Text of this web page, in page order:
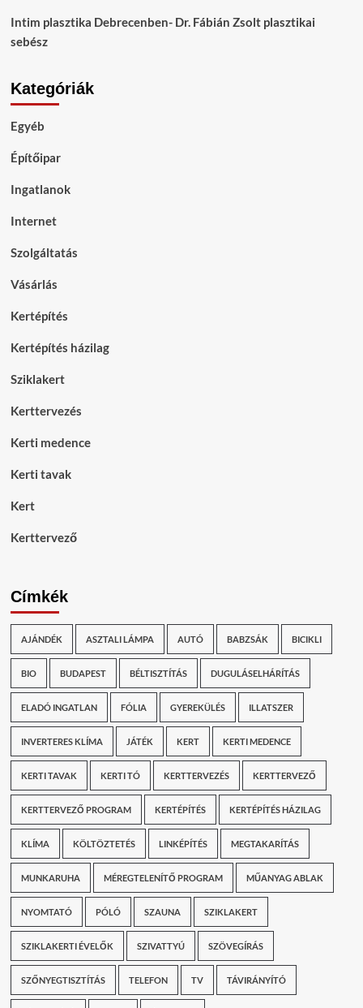
Intim plasztika Debrecenben- Dr. Fábián Zsolt plasztikai
sebész
Kategóriák
Egyéb
Építőipar
Ingatlanok
Internet
Szolgáltatás
Vásárlás
Kertépítés
Kertépítés házilag
Sziklakert
Kerttervezés
Kerti medence
Kerti tavak
Kert
Kerttervező
Címkék
AJÁNDÉK ASZTALI LÁMPA AUTÓ BABZSÁK BICIKLI
BIO BUDAPEST BÉLTISZTÍTÁS DUGULÁSELHÁRÍTÁS
ELADÓ INGATLAN FÓLIA GYEREKÜLÉS ILLATSZER
INVERTERES KLÍMA JÁTÉK KERT KERTI MEDENCE
KERTI TAVAK KERTI TÓ KERTTERVEZÉS KERTTERVEZŐ
KERTTERVEZŐ PROGRAM KERTÉPÍTÉS KERTÉPÍTÉS HÁZILAG
KLÍMA KÖLTÖZTETÉS LINKÉPÍTÉS MEGTAKARÍTÁS
MUNKARUHA MÉREGTELENÍTŐ PROGRAM MŰANYAG ABLAK
NYOMTATÓ PÓLÓ SZAUNA SZIKLAKERT
SZIKLAKERTI ÉVELŐK SZIVATTYÚ SZÖVEGÍRÁS
SZŐNYEGTISZTÍTÁS TELEFON TV TÁVIRÁNYÍTÓ